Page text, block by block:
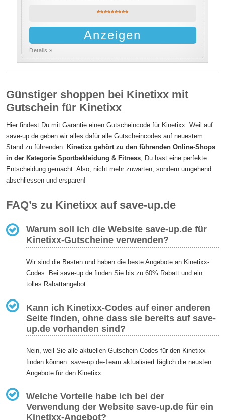
*********
Anzeigen
Details »
Günstiger shoppen bei Kinetixx mit
Gutschein für Kinetixx
Hier findest Du mit Garantie einen Gutscheincode für Kinetixx. Weil auf
save-up.de geben wir alles dafür alle Gutscheincodes auf neuestem
Stand zu führenden. Kinetixx gehört zu den führenden Online-Shops
in der Kategorie Sportbekleidung & Fitness, Du hast eine perfekte
Entscheidung gemacht. Also, nicht mehr zuwarten, sondern umgehend
abschliessen und ersparen!
FAQ’s zu Kinetixx auf save-up.de
Warum soll ich die Website save-up.de für
Kinetixx-Gutscheine verwenden?
Wir sind die Besten und haben die beste Angebote an Kinetixx-
Codes. Bei save-up.de finden Sie bis zu 60% Rabatt und ein
tolles Rabattangebot.
Kann ich Kinetixx-Codes auf einer anderen
Seite finden, ohne dass sie bereits auf save-
up.de vorhanden sind?
Nein, weil Sie alle aktuellen Gutschein-Codes für den Kinetixx
finden können. save-up.de-Team aktualisiert täglich die neusten
Angebote für den Kinetixx.
Welche Vorteile habe ich bei der
Verwendung der Website save-up.de für ein
Kinetixx-Angebot?